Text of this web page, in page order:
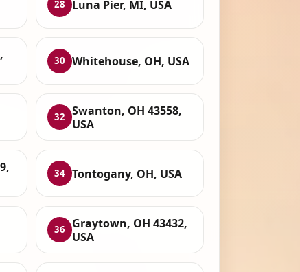
28 Luna Pier, MI, USA
30 Whitehouse, OH, USA
32
Swanton, OH 43558,
USA
34 Tontogany, OH, USA
36
Graytown, OH 43432,
USA